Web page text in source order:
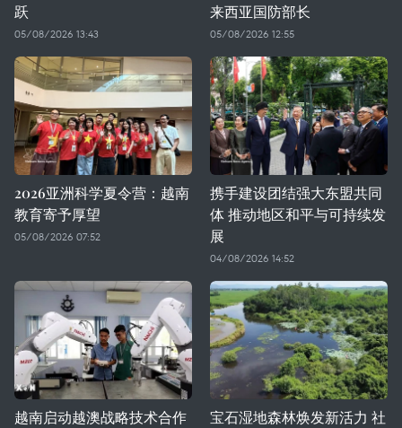
跃
05/08/2026 13:43
来西亚国防部长
05/08/2026 12:55
2026亚洲科学夏令营：越南
教育寄予厚望
05/08/2026 07:52
携手建设团结强大东盟共同
体 推动地区和平与可持续发
展
04/08/2026 14:52
越南启动越澳战略技术合作
宝石湿地森林焕发新活力 社